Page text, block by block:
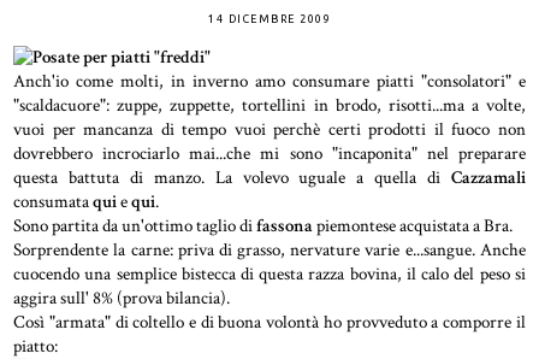
14 DICEMBRE 2009
Anch'io come molti, in inverno amo consumare piatti "consolatori" e
"scaldacuore": zuppe, zuppette, tortellini in brodo, risotti...ma a volte,
vuoi per mancanza di tempo vuoi perchè certi prodotti il fuoco non
dovrebbero incrociarlo mai...che mi sono "incaponita" nel preparare
questa battuta di manzo. La volevo uguale a quella di Cazzamali
consumataquiequi.
Sono partita da un'ottimo taglio difassonapiemontese acquistata a Bra.
Sorprendente la carne: priva di grasso, nervature varie e...sangue. Anche
cuocendo una semplice bistecca di questa razza bovina, il calo del peso si
aggira sull' 8% (prova bilancia).
Così "armata" di coltello e di buona volontà ho provveduto a comporre il
piatto: